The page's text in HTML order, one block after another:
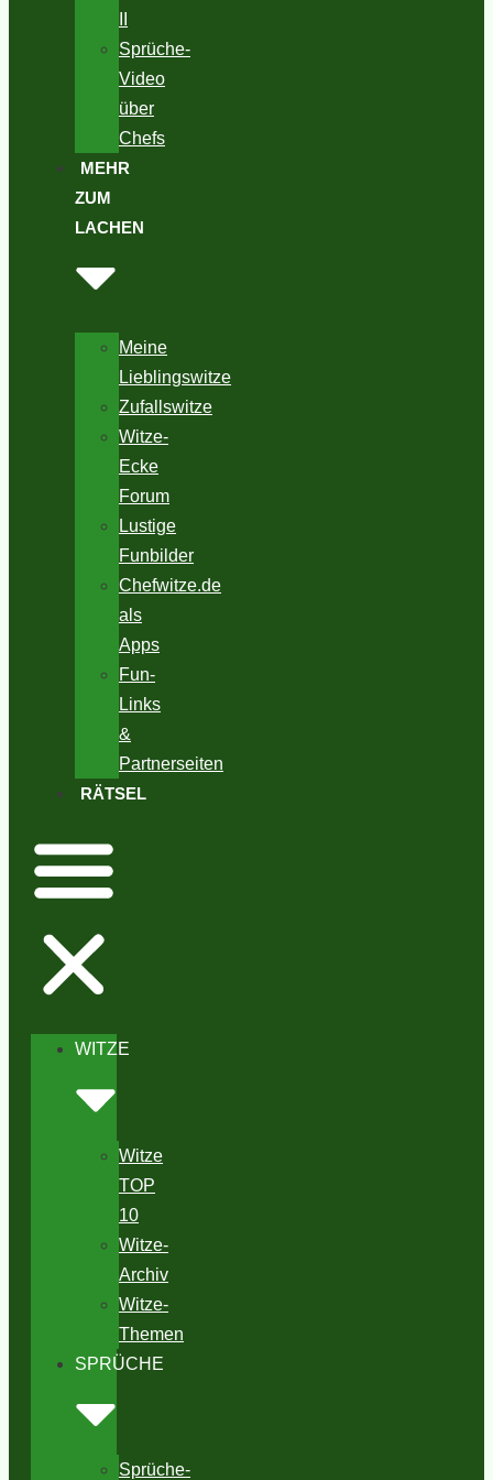
Sprüche-
Video
über
Chefs
MEHR
ZUM
LACHEN
Meine
Lieblingswitze
Zufallswitze
Witze-
Ecke
Forum
Lustige
Funbilder
Chefwitze.de
als
Apps
Fun-
Links
&
Partnerseiten
RÄTSEL
WITZE
Witze
TOP
10
Witze-
Archiv
Witze-
Themen
SPRÜCHE
Sprüche-